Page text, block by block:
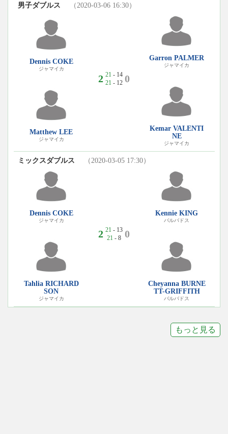
男子ダブルス （2020-03-06 16:30）
Dennis COKE
ジャマイカ
Matthew LEE
ジャマイカ
2 21 - 14
21 - 12 0
Garron PALMER
ジャマイカ
Kemar VALENTI
NE
ジャマイカ
ミックスダブルス （2020-03-05 17:30）
Dennis COKE
ジャマイカ
Tahlia RICHARD
SON
ジャマイカ
2 21 - 13
21 - 8 0
Kennie KING
バルバドス
Cheyanna BURNE
TT-GRIFFITH
バルバドス
もっと見る